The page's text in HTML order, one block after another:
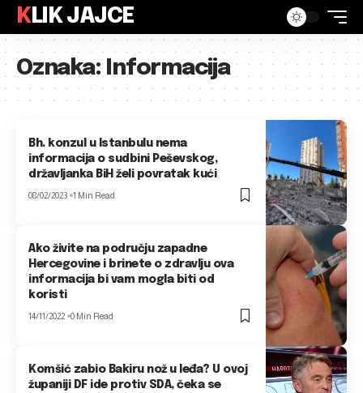
KLIK JAJCE
Oznaka:Informacija
Bh. konzul u Istanbulu nema
informacija o sudbini Peševskog,
državljanka BiH želi povratak kući
08/02/2023 1 Min Read
Ako živite na području zapadne
Hercegovine i brinete o zdravlju ova
informacija bi vam mogla biti od
koristi
14/11/2022 0 Min Read
Komšić zabio Bakiru nož u leđa? U ovoj
županiji DF ide protiv SDA, čeka se